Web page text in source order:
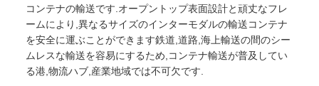
コンテナの輸送です.オープントップ表面設計と頑丈なフレ
ームにより,異なるサイズのインターモダルの輸送コンテナ
を安全に運ぶことができます鉄道,道路,海上輸送の間のシー
ムレスな輸送を容易にするため,コンテナ輸送が普及してい
る港,物流ハブ,産業地域では不可欠です.